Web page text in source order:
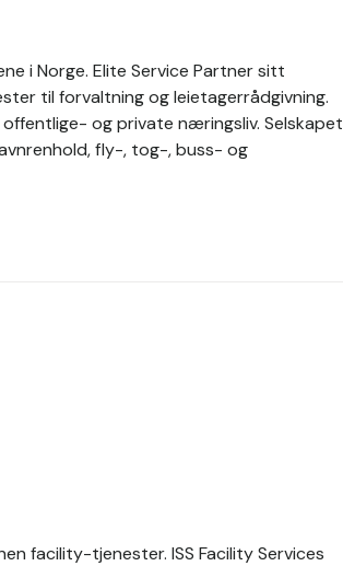
i Norge. Elite Service Partner sitt
til forvaltning og leietagerrådgivning.
og private næringsliv. Selskapet
fly-, tog-, buss- og
facility-tjenester. ISS Facility Services